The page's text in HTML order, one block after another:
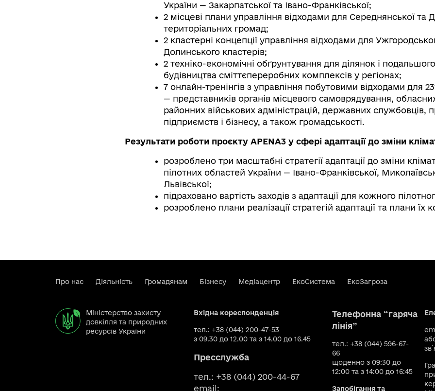
України — Закарпатської та Івано-Франківської;
2 місцеві плани управління відходами для Середнянської та
територіальних громад;
2 кластерні концепції управління відходами для
Долинського кластерів;
2 техніко-економічні обґрунтування для ділянок і подальшого
будівництва сміттєпереробних комплексів у регіонах;
7 онлайн-тренінгів з управління побутовими відходами для
— представників органів місцевого самоврядування,
районних військових адміністрацій, державних службовців,
підприємств і бізнесу, а також громадськості.
Результати роботи проєкту APENA3 у сфері адаптації до зміни
розроблено три масштабні стратегії адаптації до зміни
пілотних областей України — Івано-Франківської,
Львівської;
підраховано вартість заходів з адаптації для кожного
розроблено плани реалізації стратегій адаптації та плани їх
Про нас Діяльність Громадянам Бізнесу Медіацентр ЕкоСистема ЕкоЗагроза
Міністерство захисту
довкілля та природних
ресурсів України
Вхідна кореспонденція
тел.: +38 (044) 200-47-53
з 09.30 до 12.00 та з 14.00 до 16.45
Пресслужба
тел.: +38 (044) 200-44-67
email:
Телефонна “гаряча
лінія”
тел.: +38 (044) 596-67-
66
щоденно з 09:30 до
12:00 та з 14:00 до 16:45
Запобігання та